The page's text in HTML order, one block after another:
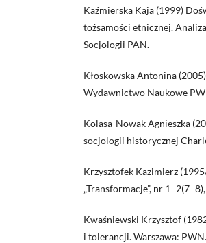
Kaźmierska Kaja (1999)
tożsamości etnicznej.
Socjologii PAN.
Kłoskowska Antonina
Wydawnictwo Naukowe
Kolasa-Nowak Agnieszka
socjologii historycznej
Krzysztofek Kazimierz
„Transformacje”, nr
Kwaśniewski Krzysztof
i tolerancji. Warszawa: PWN.